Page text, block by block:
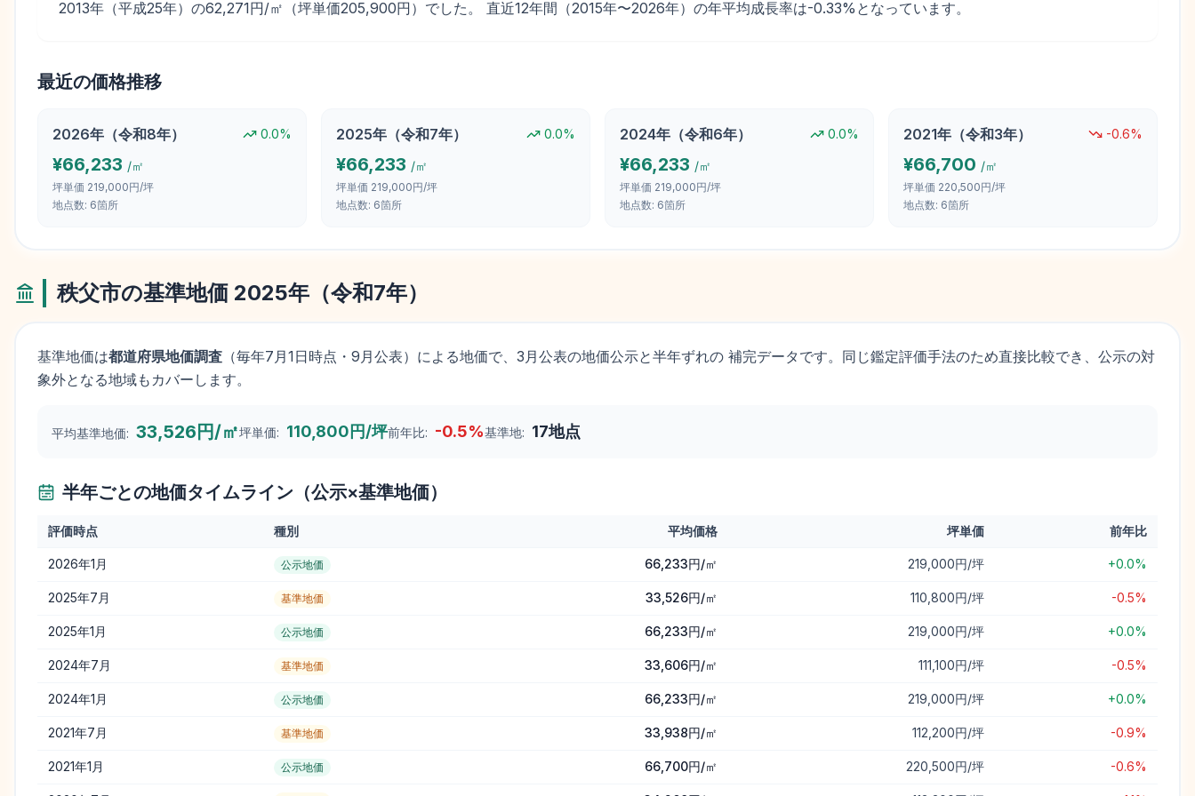
2013年（平成25年）の62,271円/㎡（坪単価205,900円）でした。 直近12年間（2015年〜2026年）の年平均成長率は-0.33%となっています。
最近の価格推移
2026年（令和8年） 0.0%
¥66,233 /㎡
坪単価 219,000円/坪
地点数: 6箇所
2025年（令和7年） 0.0%
¥66,233 /㎡
坪単価 219,000円/坪
地点数: 6箇所
2024年（令和6年） 0.0%
¥66,233 /㎡
坪単価 219,000円/坪
地点数: 6箇所
2021年（令和3年） -0.6%
¥66,700 /㎡
坪単価 220,500円/坪
地点数: 6箇所
秩父市の基準地価 2025年（令和7年）
基準地価は都道府県地価調査 （毎年7月1日時点・9月公表）による地価で、3月公表の地価公示と半年ずれの 補完データです。同じ鑑定評価手法のため直接比較でき、公示の対
象外となる地域もカバーします。
平均基準地価: 33,526円/㎡坪単価: 110,800円/坪前年比: -0.5%基準地: 17地点
半年ごとの地価タイムライン（公示×基準地価）
評価時点 種別 平均価格 坪単価 前年比
2026年1月 公示地価 66,233円/㎡ 219,000円/坪 +0.0%
2025年7月 基準地価 33,526円/㎡ 110,800円/坪 -0.5%
2025年1月 公示地価 66,233円/㎡ 219,000円/坪 +0.0%
2024年7月 基準地価 33,606円/㎡ 111,100円/坪 -0.5%
2024年1月 公示地価 66,233円/㎡ 219,000円/坪 +0.0%
2021年7月 基準地価 33,938円/㎡ 112,200円/坪 -0.9%
2021年1月 公示地価 66,700円/㎡ 220,500円/坪 -0.6%